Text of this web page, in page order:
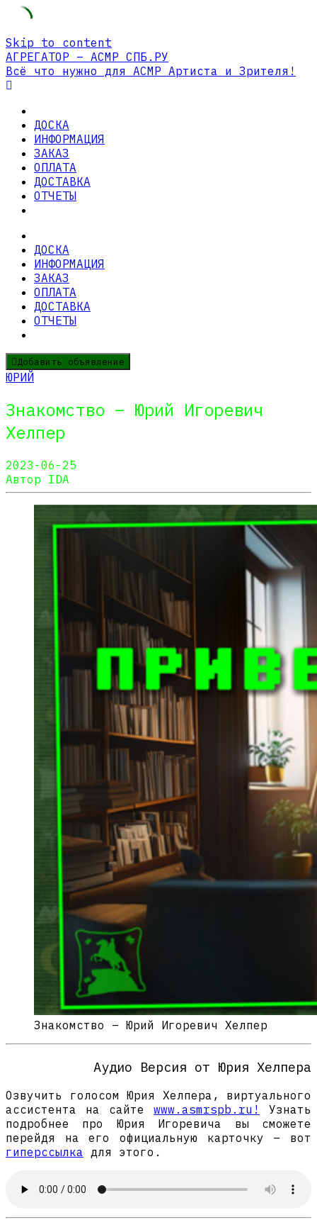
Skip to content
АГРЕГАТОР – АСМР СПБ.РУ
Всё что нужно для АСМР Артиста и Зрителя!
ДОСКА
ИНФОРМАЦИЯ
ЗАКАЗ
ОПЛАТА
ДОСТАВКА
ОТЧЕТЫ
ДОСКА
ИНФОРМАЦИЯ
ЗАКАЗ
ОПЛАТА
ДОСТАВКА
ОТЧЕТЫ
Добавить объявление
ЮРИЙ
Знакомство – Юрий Игоревич
Хелпер
2023-06-25
Автор IDA
Знакомство – Юрий Игоревич Хелпер
Аудио Версия от Юрия Хелпера
Озвучить голосом Юрия Хелпера, виртуального
ассистента на сайте www.asmrspb.ru!
Узнать
подробнее про Юрия Игоревича вы сможете
перейдя на его официальную карточку – вот
гиперссылка для этого.